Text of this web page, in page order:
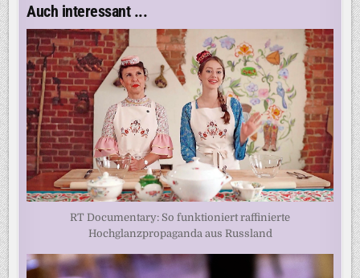
Auch interessant ...
RT Documentary: So funktioniert raffinierte
Hochglanzpropaganda aus Russland